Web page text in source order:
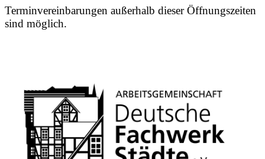
Terminvereinbarungen außerhalb dieser Öffnungszeiten
sind möglich.